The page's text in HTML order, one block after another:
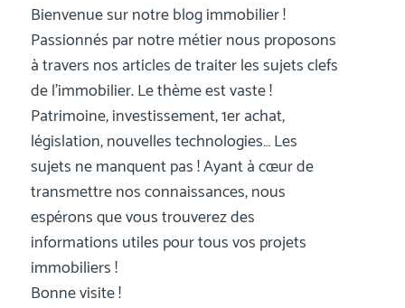
Bienvenue sur notre blog immobilier !
Passionnés par notre métier nous proposons
à travers nos articles de traiter les sujets clefs
de l’immobilier. Le thème est vaste !
Patrimoine, investissement, 1er achat,
législation, nouvelles technologies… Les
sujets ne manquent pas ! Ayant à cœur de
transmettre nos connaissances, nous
espérons que vous trouverez des
informations utiles pour tous vos projets
immobiliers !
Bonne visite !